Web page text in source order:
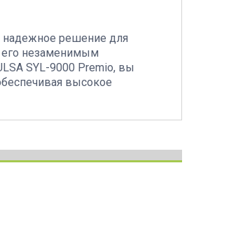
надежное решение для
его незаменимым
SYL-9000 Premio, вы
высокое